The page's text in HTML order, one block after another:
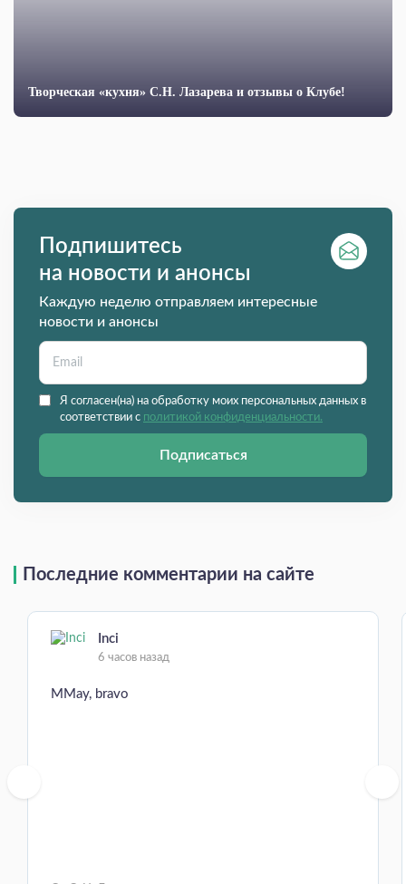
Творческая «кухня» С.Н. Лазарева и отзывы о Клубе!
Подпишитесь
на новости и анонсы
Каждую неделю отправляем интересные
новости и анонсы
Я согласен(на) на обработку моих персональных данных в
соответствии с политикой конфиденциальности.
Подписаться
Последние комментарии на сайте
Inci
6 часов назад
MMay, bravo